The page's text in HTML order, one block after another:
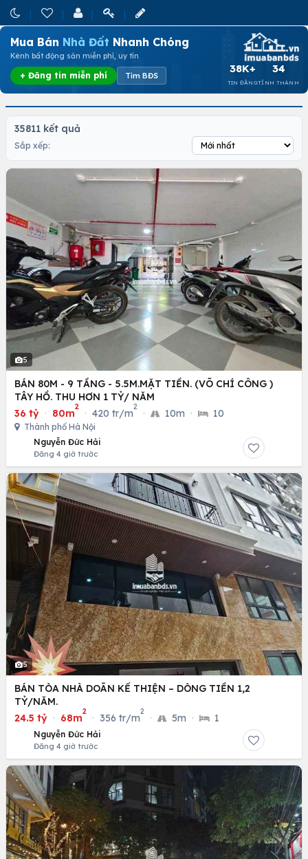
Mua Bán Nhà Đất Nhanh Chóng
Kênh bất động sản miễn phí, uy tín
+ Đăng tin miễn phí Tìm BĐS
38K+
TIN ĐĂNG
34
TỈNH THÀNH
35811 kết quả
Sắp xếp:
5
BÁN 80M - 9 TẦNG - 5.5M.MẶT TIỀN. (VÕ CHÍ CÔNG )
TÂY HỒ. THU HƠN 1 TỶ/ NĂM
36 tỷ · 80m
2
· 420 tr/m
2
· 10m · 10
Thành phố Hà Nội
Nguyễn Đức Hải
Đăng 4 giờ trước
5
BÁN TÒA NHÀ DOÃN KẾ THIỆN – DÒNG TIỀN 1,2
TỶ/NĂM.
24.5 tỷ · 68m
2
· 356 tr/m
2
· 5m · 1
Nguyễn Đức Hải
Đăng 4 giờ trước